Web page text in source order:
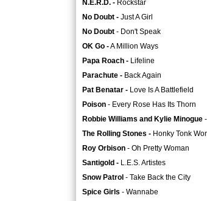
N.E.R.D. - Rockstar
No Doubt - Just A Girl
No Doubt - Don't Speak
OK Go -A Million Ways
Papa Roach - Lifeline
Parachute - Back Again
Pat Benatar - Love Is A Battlefield
Poison - Every Rose Has Its Thorn
Robbie Williams and Kylie Minogue
The Rolling Stones - Honky Tonk
Roy Orbison - Oh Pretty Woman
Santigold - L.E.S. Artistes
Snow Patrol - Take Back the City
Spice Girls - Wannabe